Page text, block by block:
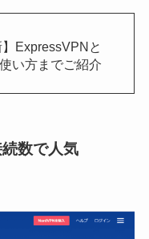
】ExpressVPNと
い方までご紹介
数で人気